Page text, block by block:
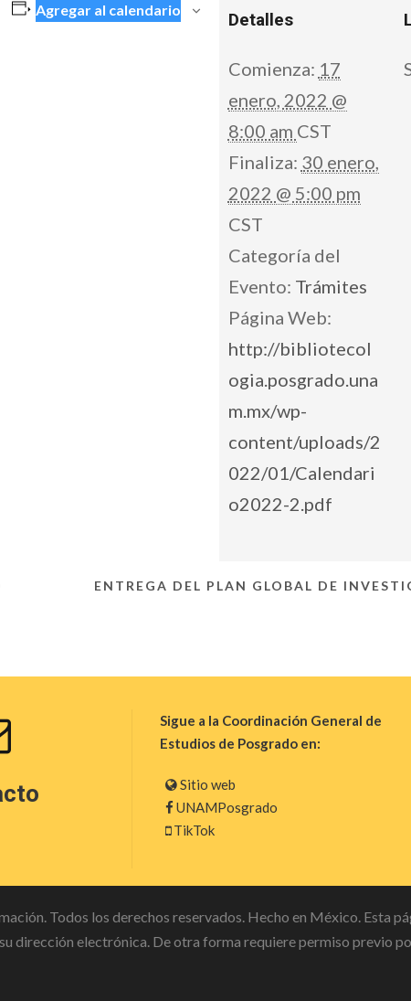
Agregar al calendario Detalles
Comienza: 17
enero, 2022 @
8:00 am CST
Finaliza: 30 enero,
2022 @ 5:00 pm
CST
Categoría del
Evento: Trámites
Página Web:
http://bibliotecol
ogia.posgrado.una
m.mx/wp-
content/uploads/2
022/01/Calendari
o2022-2.pdf
ENTREGA DEL PLAN GLOBAL DE
Sigue a la Coordinación General de
Estudios de Posgrado en:
Sitio web
UNAMPosgrado
TikTok
Todos los derechos reservados. Hecho en México. Esta
dirección electrónica. De otra forma requiere permiso previo